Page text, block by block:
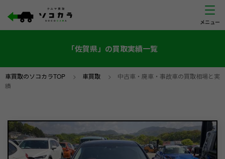
「佐賀県」の買取実績一覧
車買取のソコカラTOP > 車買取 > 中古車・廃車・事故車の買取相場と実
績